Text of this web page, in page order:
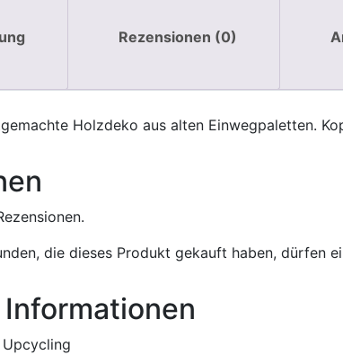
Rezensionen (0)
Holzdeko aus alten Einwegpaletten.
die dieses Produkt gekauft haben, dürfen
Upcycling